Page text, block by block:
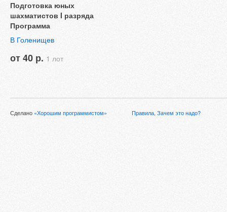
Подготовка юных
шахматистов I разряда
Программа
В Голенищев
от 40 р. 1 лот
Сделано «Хорошим программистом» Правила, Зачем это надо?